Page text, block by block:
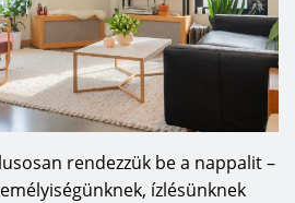
rendezzük be a nappalit –
ízlésünknek